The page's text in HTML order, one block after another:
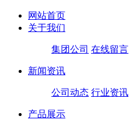
网站首页
关于我们
集团公司 在线留言
新闻资讯
公司动态 行业资讯
产品展示